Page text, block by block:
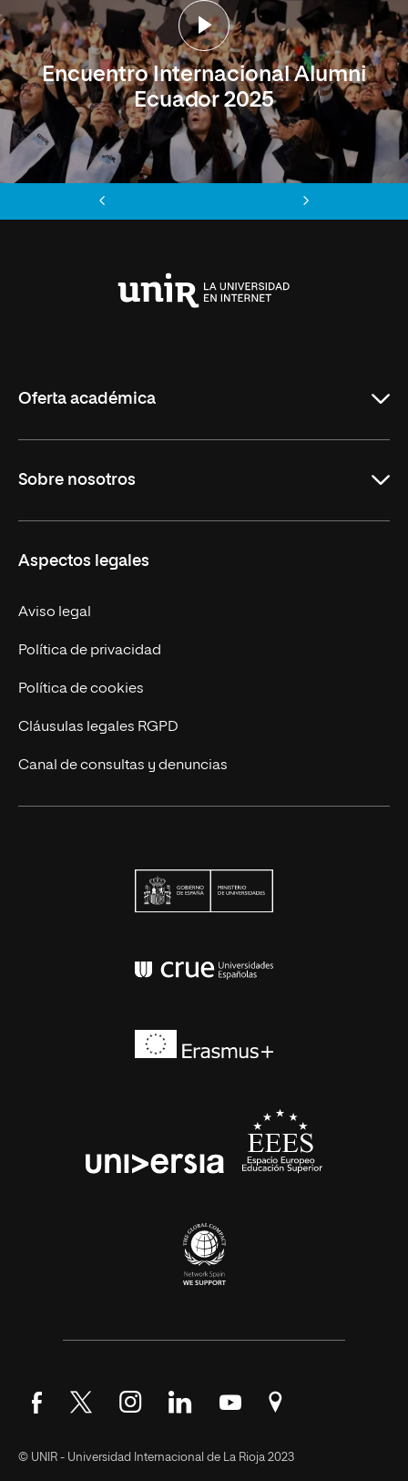
Encuentro Internacional Alumni
Ecuador 2025
Oferta académica
Formación Continua
Carreras
Sobre nosotros
Trabaja en UNIR
Actualidad
Contáctanos
Aspectos legales
Aviso legal
Política de privacidad
Política de cookies
Cláusulas legales RGPD
Canal de consultas y denuncias
Síguenos en Facebook
Síguenos en Twitter
Síguenos en Instagram
Síguenos en LinkedIn
Síguenos en YouTube
Encuéntranos en
© UNIR - Universidad Internacional de La Rioja 2023